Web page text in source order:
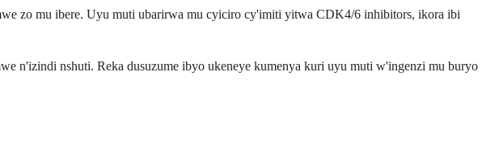
zo mu ibere. Uyu muti ubarirwa mu cyiciro cy'imiti yitwa CDK4/6 inhibitors, ikora ibi
n'izindi nshuti. Reka dusuzume ibyo ukeneye kumenya kuri uyu muti w'ingenzi mu buryo